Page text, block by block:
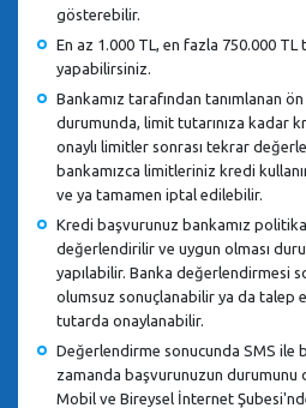
gösterebilir.
En az 1.000 TL, en fazla 750.000
yapabilirsiniz.
Bankamız tarafından tanımlanan
durumunda, limit tutarınıza kadar
onaylı limitler sonrası tekrar
bankamızca limitleriniz kredi
ve ya tamamen iptal edilebilir.
Kredi başvurunuz bankamız
değerlendirilir ve uygun olması
yapılabilir. Banka değerlendirmesi
olumsuz sonuçlanabilir ya da talep
tutarda onaylanabilir.
Değerlendirme sonucunda SMS ile
zamanda başvurunuzun durumunu
Mobil ve Bireysel İnternet